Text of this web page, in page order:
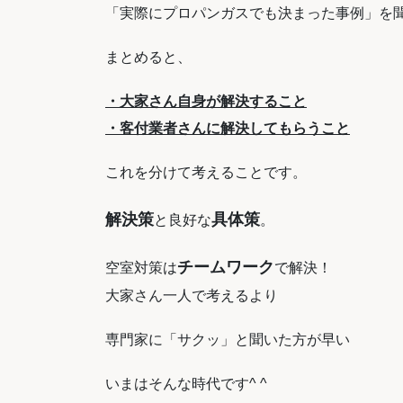
「実際にプロパンガスでも決まった事例」を
まとめると、
・大家さん自身が解決すること
・客付業者さんに解決してもらうこと
これを分けて考えることです。
解決策と良好な具体策。
空室対策はチームワークで解決！
大家さん一人で考えるより
専門家に「サクッ」と聞いた方が早い
いまはそんな時代です^ ^